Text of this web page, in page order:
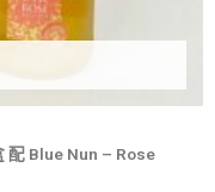
配 Blue Nun – Rose